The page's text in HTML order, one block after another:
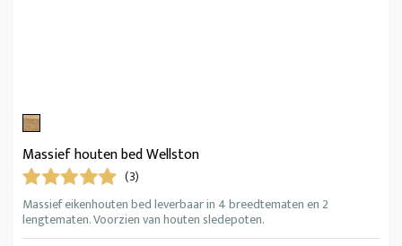
Massief houten bed Wellston
(3)
Massief eikenhouten bed leverbaar in 4 breedtematen en 2
lengtematen. Voorzien van houten sledepoten.